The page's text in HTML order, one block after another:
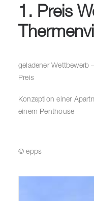
1. Preis
geladener Wettbewerb
Preis
Konzeption einer
einem Penthouse
© epps